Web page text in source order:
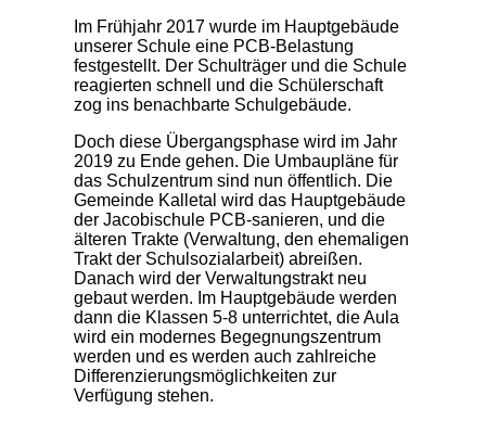
Im Frühjahr 2017 wurde im Hauptgebäude
unserer Schule eine PCB-Belastung
festgestellt. Der Schulträger und die Schule
reagierten schnell und die Schülerschaft
zog ins benachbarte Schulgebäude.
Doch diese Übergangsphase wird im Jahr
2019 zu Ende gehen. Die Umbaupläne für
das Schulzentrum sind nun öffentlich. Die
Gemeinde Kalletal wird das Hauptgebäude
der Jacobischule PCB-sanieren, und die
älteren Trakte (Verwaltung, den ehemaligen
Trakt der Schulsozialarbeit) abreißen.
Danach wird der Verwaltungstrakt neu
gebaut werden. Im Hauptgebäude werden
dann die Klassen 5-8 unterrichtet, die Aula
wird ein modernes Begegnungszentrum
werden und es werden auch zahlreiche
Differenzierungsmöglichkeiten zur
Verfügung stehen.